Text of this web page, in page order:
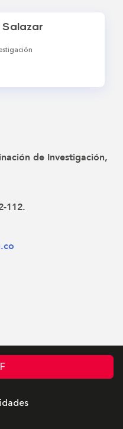
de Investigación,
112.